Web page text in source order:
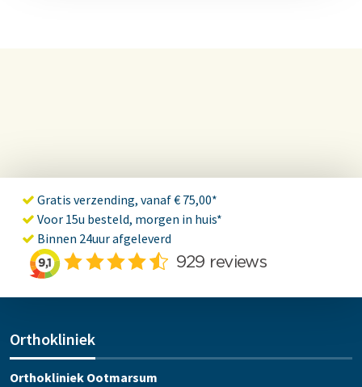
Gratis verzending, vanaf € 75,00*
Voor 15u besteld, morgen in huis*
Binnen 24uur afgeleverd
Orthokliniek
Orthokliniek Ootmarsum